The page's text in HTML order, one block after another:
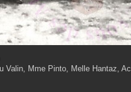
Mme Pinto, Melle Hantaz,